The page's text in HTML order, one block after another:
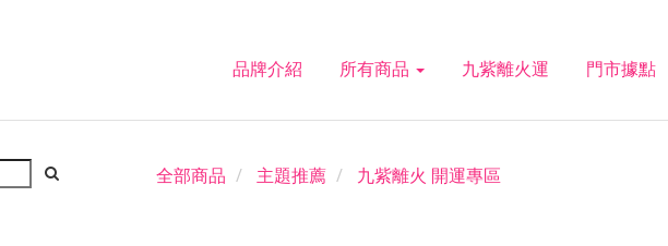
品牌介紹 所有商品 九紫離火運 門市據點
全部商品 主題推薦 九紫離火 開運專區